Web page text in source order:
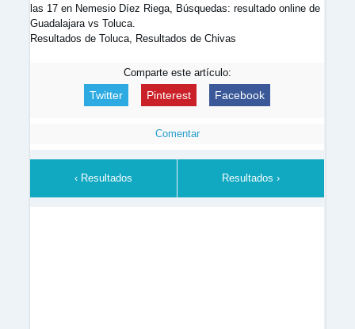
las 17 en Nemesio Díez Riega, Búsquedas: resultado online de
Guadalajara vs Toluca.
Resultados de Toluca, Resultados de Chivas
Comparte este artículo:
Twitter Pinterest Facebook
Comentar
‹ Resultados Resultados ›